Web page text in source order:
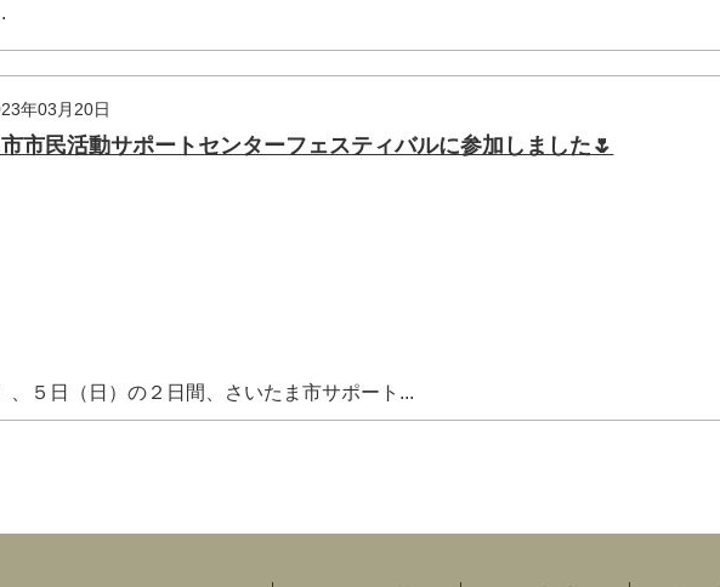
年03月20日
市民活動サポートセンターフェスティバルに参加しました🌷
、５日（日）の２日間、さいたま市サポート...